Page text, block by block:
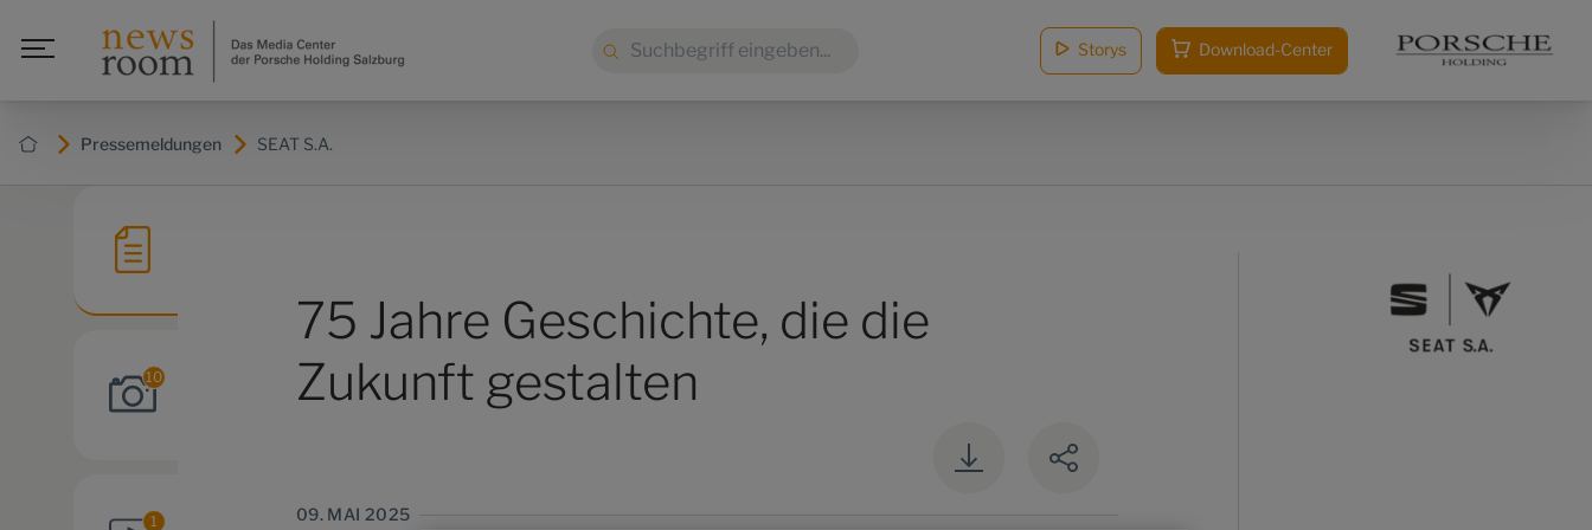
Pressemeldungen SEAT S.A.
Suche: Storys Download-Center
10
1
75 Jahre Geschichte, die die
Zukunft gestalten
09. MAI 2025